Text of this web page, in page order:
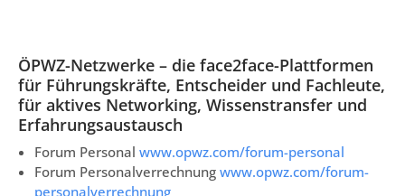
ÖPWZ-Netzwerke – die face2face-Plattformen
für Führungskräfte, Entscheider und Fachleute,
für aktives Networking, Wissenstransfer und
Erfahrungsaustausch
Forum Personal www.opwz.com/forum-personal
Forum Personalverrechnung www.opwz.com/forum-
personalverrechnung